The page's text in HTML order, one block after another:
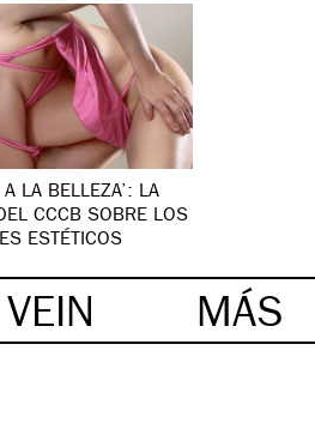
A LA BELLEZA’: LA
CCCB SOBRE LOS
ESTÉTICOS
VEIN MÁS